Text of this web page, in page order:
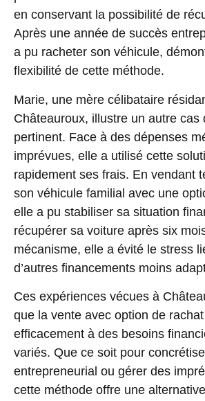
en conservant la possibilité de
Après une année de succès
a pu racheter son véhicule,
flexibilité de cette méthode.
Marie, une mère célibataire
Châteauroux, illustre un autre cas
pertinent. Face à des dépenses
imprévues, elle a utilisé cette
rapidement ses frais. En vendant
son véhicule familial avec une
elle a pu stabiliser sa situation
récupérer sa voiture après six
mécanisme, elle a évité le stress
d’autres financements moins
Ces expériences vécues à
que la vente avec option de
efficacement à des besoins
variés. Que ce soit pour
entrepreneurial ou gérer des
cette méthode offre une